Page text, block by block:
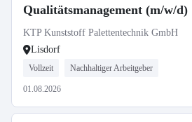
Qualitätsmanagement (m/w/d)
KTP Kunststoff Palettentechnik GmbH
Lisdorf
Vollzeit Nachhaltiger Arbeitgeber
01.08.2026